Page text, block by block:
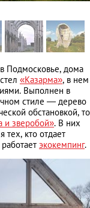
Подмосковье, дома
«Казарма», в нем
Выполнен в
стиле — дерево
обстановкой, то
и зверобой». В них
тех, кто отдает
экокемпинг.